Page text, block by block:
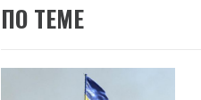
ПО ТЕМЕ